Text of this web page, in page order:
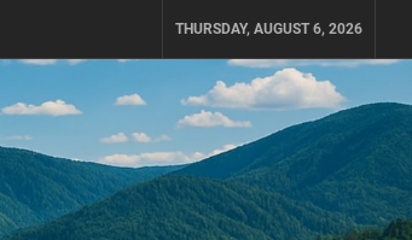
THURSDAY, AUGUST 6, 2026